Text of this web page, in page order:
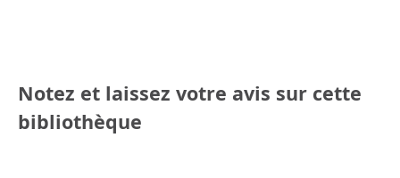
Notez et laissez votre avis sur cette
bibliothèque